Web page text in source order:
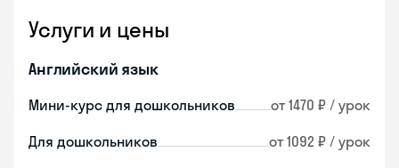
Услуги и цены
Английский язык
Мини-курс для дошкольников от 1470 ₽ / урок
Для дошкольников от 1092 ₽ / урок